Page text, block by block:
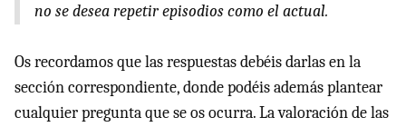
no se desea repetir episodios como el actual.
Os recordamos que las respuestas debéis darlas en la
sección correspondiente, donde podéis además plantear
cualquier pregunta que se os ocurra. La valoración de las